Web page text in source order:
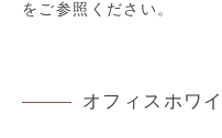
をご参照ください。
オフィスホワ